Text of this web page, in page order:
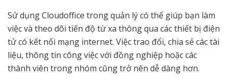
Sử dụng Cloudoffice trong quản lý có thể giúp bạn làm
việc và theo dõi tiến độ từ xa thông qua các thiết bị điện
tử có kết nối mạng internet. Việc trao đổi, chia sẻ các tài
liệu, thông tin công việc với đồng nghiệp hoặc các
thành viên trong nhóm cũng trở nên dễ dàng hơn.